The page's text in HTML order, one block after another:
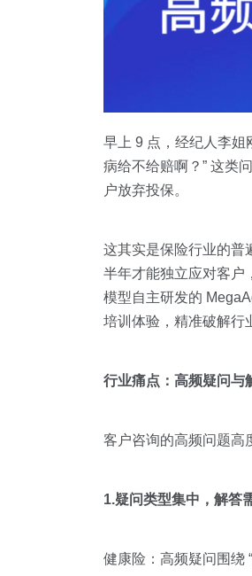
早上 9 点，经纪人李姐
病给不给赔啊？” 这类
户放弃投保。
这其实是保险行业的普
半年才能独立应对客户
模型自主研发的
培训体验，精准破解行
行业痛点：高频疑问与
客户咨询的高频问题高
1.疑问类型集中，解答
健康险：高频疑问围绕